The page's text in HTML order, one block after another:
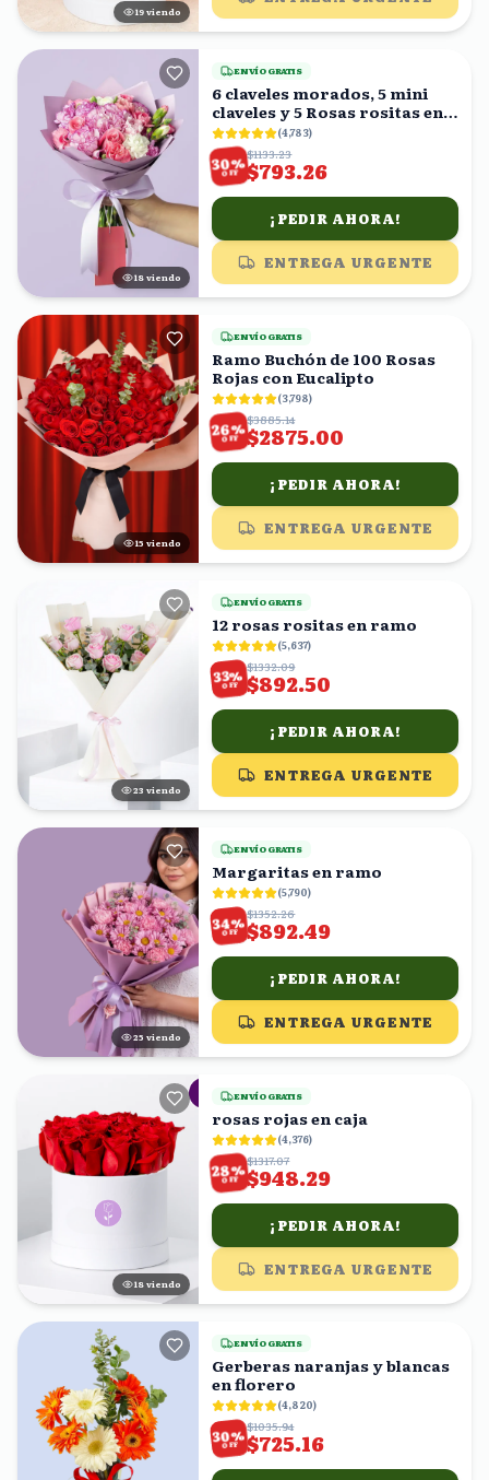
20 viendo
19 viendo
ENVÍO GRATIS
6 claveles morados, 5 mini
claveles y 5 Rosas rositas en
ramo
(4,783)
30%
OFF
$1133.23
$793.26
¡PEDIR AHORA!
ENTREGA URGENTE
14 viendo
ENVÍO GRATIS
Ramo Buchón de 100 Rosas
Rojas con Eucalipto
(3,798)
26%
OFF
$3885.14
$2875.00
¡PEDIR AHORA!
ENTREGA URGENTE
24 viendo
ENVÍO GRATIS
12 rosas rositas en ramo
(5,637)
33%
OFF
$1332.09
$892.50
¡PEDIR AHORA!
ENTREGA URGENTE
25 viendo
ENVÍO GRATIS
Margaritas en ramo
(5,790)
34%
OFF
$1352.26
$892.49
¡PEDIR AHORA!
ENTREGA URGENTE
17 viendo
ENVÍO GRATIS
rosas rojas en caja
(4,376)
28%
OFF
$1317.07
$948.29
¡PEDIR AHORA!
ENTREGA URGENTE
ENVÍO GRATIS
Gerberas naranjas y blancas
en florero
(4,820)
30%
OFF
$1035.94
$725.16